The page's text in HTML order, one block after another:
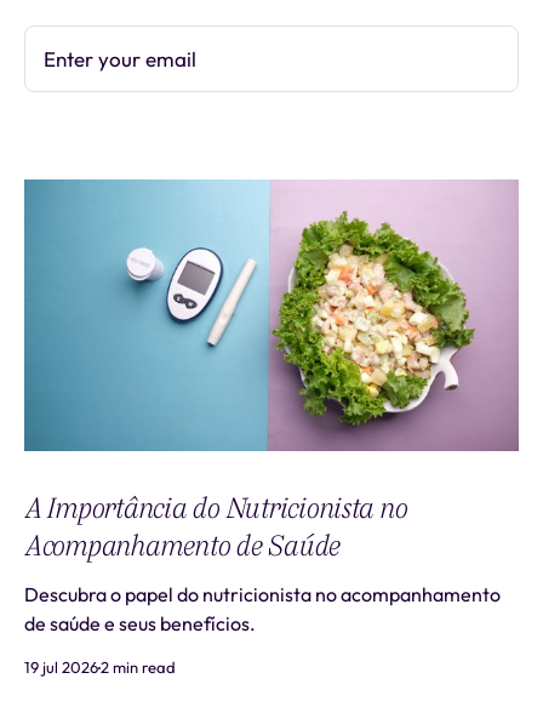
Enter your email
A Importância do Nutricionista no
Acompanhamento de Saúde
Descubra o papel do nutricionista no acompanhamento
de saúde e seus benefícios.
19 jul 20262 min read